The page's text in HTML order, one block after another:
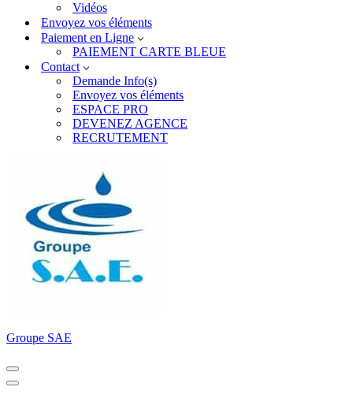
Vidéos
Envoyez vos éléments
Paiement en Ligne
PAIEMENT CARTE BLEUE
Contact
Demande Info(s)
Envoyez vos éléments
ESPACE PRO
DEVENEZ AGENCE
RECRUTEMENT
Groupe SAE
Menu
de
Menu